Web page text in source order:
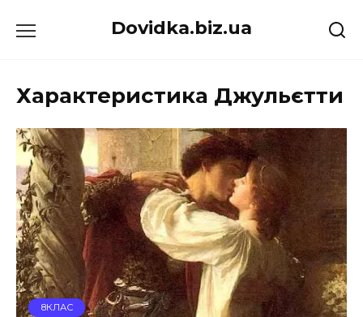
до
Dovidka.biz.ua
Характеристика Джульєтти
8КЛАС